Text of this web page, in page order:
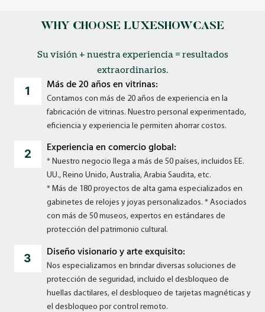
WHY CHOOSE LUXESHOWCASE
Su visión + nuestra experiencia = resultados
extraordinarios.
Más de 20 años en vitrinas:
Contamos con más de 20 años de experiencia en la
fabricación de vitrinas. Nuestro personal experimentado,
eficiencia y experiencia le permiten ahorrar costos.
Experiencia en comercio global:
* Nuestro negocio llega a más de 50 países, incluidos EE.
UU., Reino Unido, Australia, Arabia Saudita, etc.
* Más de 180 proyectos de alta gama especializados en
gabinetes de relojes y joyas personalizados. * Asociados
con más de 50 museos, expertos en estándares de
protección del patrimonio cultural.
Diseño visionario y arte exquisito:
Nos especializamos en brindar diversas soluciones de
protección de seguridad, incluido el desbloqueo de
huellas dactilares, el desbloqueo de tarjetas magnéticas y
el desbloqueo por control remoto.